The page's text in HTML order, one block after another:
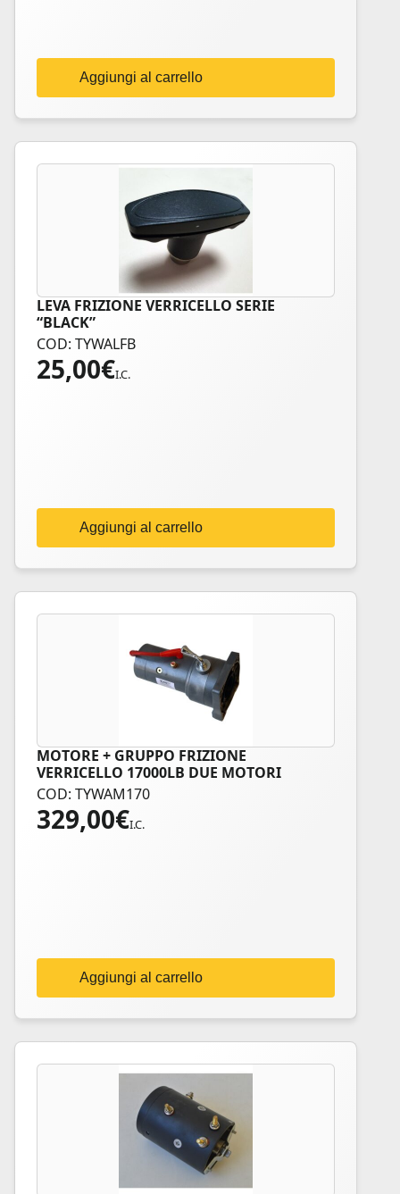
Aggiungi al carrello
LEVA FRIZIONE VERRICELLO SERIE
“BLACK”
COD: TYWALFB
25,00€I.C.
Aggiungi al carrello
MOTORE + GRUPPO FRIZIONE
VERRICELLO 17000LB DUE MOTORI
COD: TYWAM170
329,00€I.C.
Aggiungi al carrello